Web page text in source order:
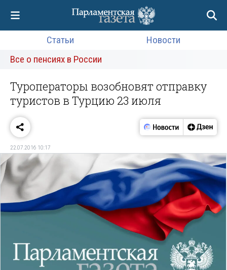
Статьи
Новости
Все о пенсиях в России
Туроператоры возобновят отправку
туристов в Турцию 23 июля
22.07.2016 10:17